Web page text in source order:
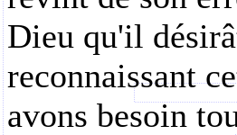
Dieu qu'il
reconnaissant
avons besoin